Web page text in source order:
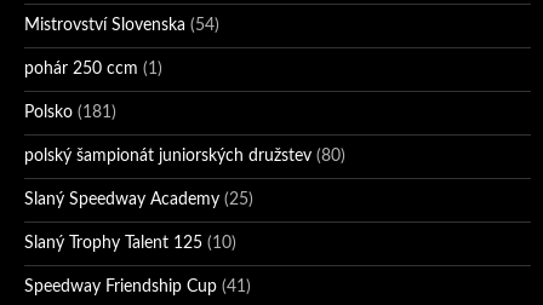
Mistrovství Slovenska (54)
pohár 250 ccm (1)
Polsko (181)
polský šampionát juniorských družstev (80)
Slaný Speedway Academy (25)
Slaný Trophy Talent 125 (10)
Speedway Friendship Cup (41)